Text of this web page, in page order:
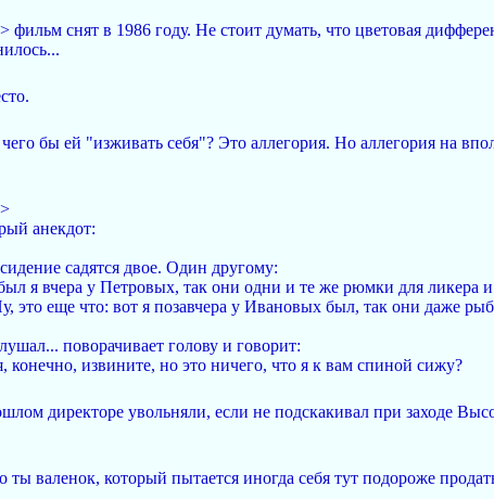
фильм снят в 1986 году. Не стоит думать, что цветовая
бы ей "изживать себя"? Это аллегория. Но аллегория на
анекдот:
садятся двое. Один другому:
я вчера у Петровых, так они одни и те же рюмки для ликера
это еще что: вот я позавчера у Ивановых был, так они даже
повоpачивает голову и говоpит:
конечно, извините, но это ничего, что я к вам спиной сижу?
директоре увольняли, если не подскакивал при заходе
валенок, который пытается иногда себя тут подороже